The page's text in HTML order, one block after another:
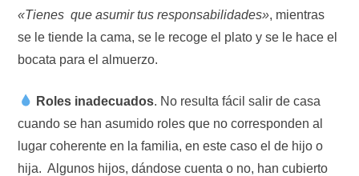
«Tienes que asumir tus responsabilidades», mientras
se le tiende la cama, se le recoge el plato y se le hace el
bocata para el almuerzo.
Roles inadecuados. No resulta fácil salir de casa
cuando se han asumido roles que no corresponden al
lugar coherente en la familia, en este caso el de hijo o
hija. Algunos hijos, dándose cuenta o no, han cubierto